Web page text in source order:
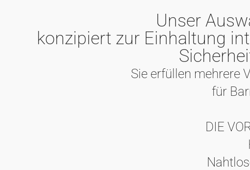
Unser
konzipiert zur Einhaltung
Sie erfüllen mehrere
für
DIE